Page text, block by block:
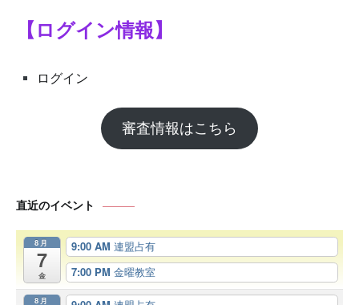
【ログイン情報】
ログイン
審査情報はこちら
直近のイベント
8月
7
金
9:00 AM 連盟占有
7:00 PM 金曜教室
8月